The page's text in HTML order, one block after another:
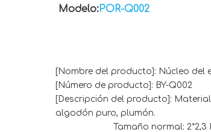
Modelo:POR-Q002
[Nombre del producto]: Núcleo del
[Número de producto]: BY-Q002
[Descripción del producto]:
algodón puro, plumón.
Tamaño normal: 2*2,3 M,